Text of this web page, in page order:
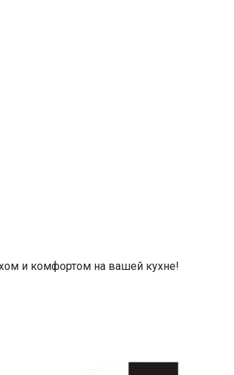
и комфортом на вашей кухне!